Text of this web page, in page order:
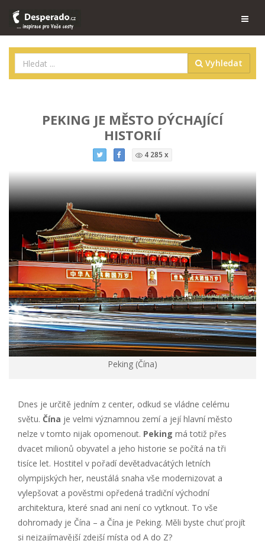
Vyhledat
PEKING JE MĚSTO DÝCHAJÍCÍ
HISTORIÍ
4 285 x
Peking (Čína)
Dnes je určitě jedním z center, odkud se vládne celému
světu. Čína je velmi významnou zemí a její hlavní město
nelze v tomto nijak opomenout. Peking má totiž přes
dvacet milionů obyvatel a jeho historie se počítá na tři
tisíce let. Hostitel v pořadí devětadvacátých letních
olympijských her, neustálá snaha vše modernizovat a
vylepšovat a pověstmi opředená tradiční východní
architektura, které snad ani není co vytknout. To vše
dohromady je Čína – a Čína je Peking. Měli byste chuť projít
si nejzajímavější zdejší místa od A do Z?